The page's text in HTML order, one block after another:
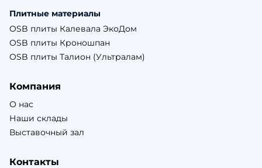
Плитные материалы
OSB плиты Калевала ЭкоДом
OSB плиты Кроношпан
OSB плиты Талион (Ультралам)
Компания
О нас
Наши склады
Выставочный зал
Контакты